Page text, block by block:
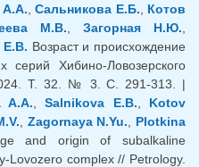
А.А. Сальникова Е.Б.
Котов
М.В. Загорная Н.Ю.
Е.В. Возраст и происхождение
серий Хибино-Ловозерского
Т. 32. № 3. С. 291-313. |
A.A. ,Salnikova E.B.
Kotov
Zagornaya N.Yu.
Plotkina
and origin of subalkaline
Lovozero complex // Petrology.